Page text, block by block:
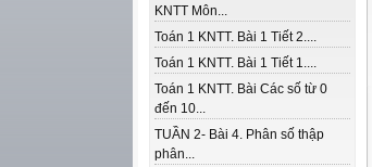
KNTT Môn...
Toán 1 KNTT. Bài 1 Tiết 2....
Toán 1 KNTT. Bài 1 Tiết 1....
Toán 1 KNTT. Bài Các số từ 0
đến 10...
TUẦN 2- Bài 4. Phân số thập
phân...